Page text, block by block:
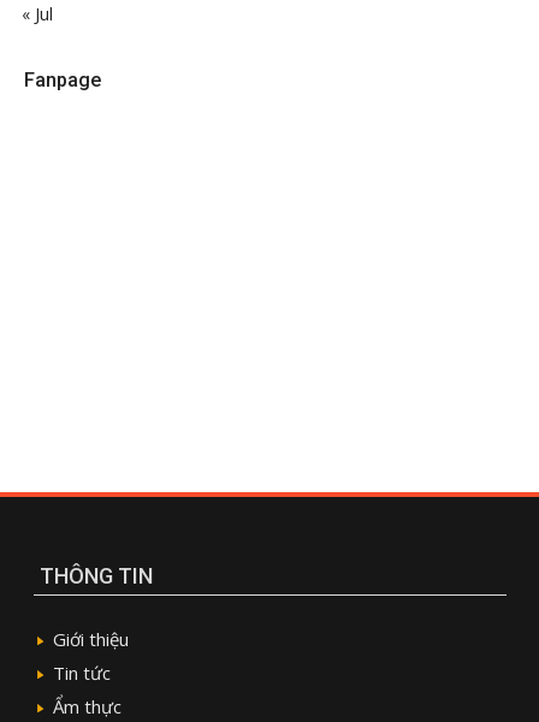
« Jul
Fanpage
THÔNG TIN
Giới thiệu
Tin tức
Ẩm thực